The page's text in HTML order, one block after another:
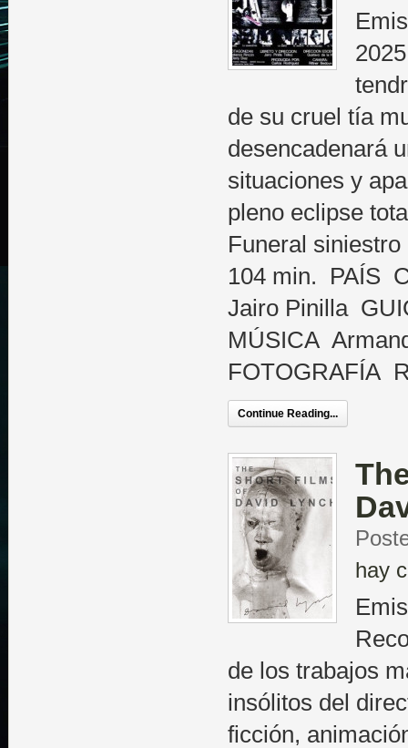
de su cruel tía
desencadenará
situaciones y
pleno eclipse
Funeral
104 min. PAÍS
Jairo Pinilla
MÚSICA
FOTOGRAFÍA
Continue Reading...
hay
de los trabajos
insólitos del
ficción,